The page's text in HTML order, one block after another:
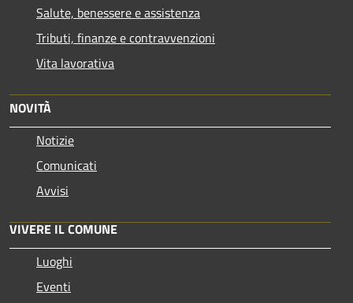
Salute, benessere e assistenza
Tributi, finanze e contravvenzioni
Vita lavorativa
NOVITÀ
Notizie
Comunicati
Avvisi
VIVERE IL COMUNE
Luoghi
Eventi